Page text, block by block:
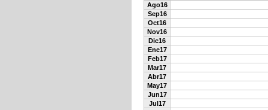
Ago16
Sep16
Oct16
Nov16
Dic16
Ene17
Feb17
Mar17
Abr17
May17
Jun17
Jul17